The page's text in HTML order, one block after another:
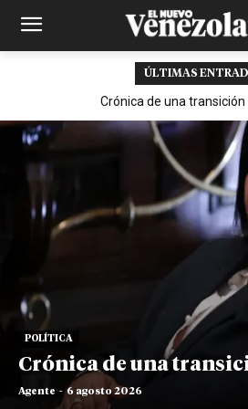
ÚLTIMAS
Crónica de una
POLÍTICA
Crónica de una
Agente - 6 agosto 2026